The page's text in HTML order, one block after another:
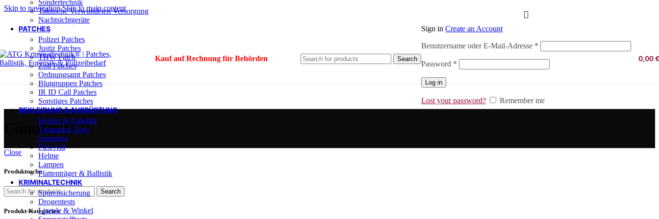
Skip to navigationSkip to main content
Kauf auf Rechnung für Behörden Search
Sign in Create an Account
Benutzername oder E-Mail-Adresse *
Password *
Log in
Lost your password? Remember me
0,00
Sondertechnik
Taktische Verwundeten Versorgung
Nachtsichtgeräte
PATCHES
Polizei Patches
Justiz Patches
THW Patch
Zoll Patches
Ordnungsamt Patches
Blutgruppen Patches
IR ID Call Patches
Sonstiges Patches
BEKLEIDUNG & AUSRÜSTUNG
Holster & Zubehör
Tasmanian Tiger
Sonstiges
First Aid
Helme
Lampen
Plattenträger & Ballistik
KRIMINALTECHNIK
Spurensicherung
Drogentests
Lineale & Winkel
Counter IED
Close
Produktsuche
Search
Produkt-Kategorien